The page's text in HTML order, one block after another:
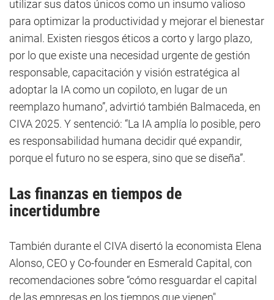
utilizar sus datos únicos como un insumo valioso
para optimizar la productividad y mejorar el bienestar
animal. Existen riesgos éticos a corto y largo plazo,
por lo que existe una necesidad urgente de gestión
responsable, capacitación y visión estratégica al
adoptar la IA como un copiloto, en lugar de un
reemplazo humano”, advirtió también Balmaceda, en
CIVA 2025. Y sentenció: “La IA amplía lo posible, pero
es responsabilidad humana decidir qué expandir,
porque el futuro no se espera, sino que se diseña”.
Las finanzas en tiempos de
incertidumbre
También durante el CIVA disertó la economista Elena
Alonso, CEO y Co-founder en Esmerald Capital, con
recomendaciones sobre “cómo resguardar el capital
de las empresas en los tiempos que vienen".